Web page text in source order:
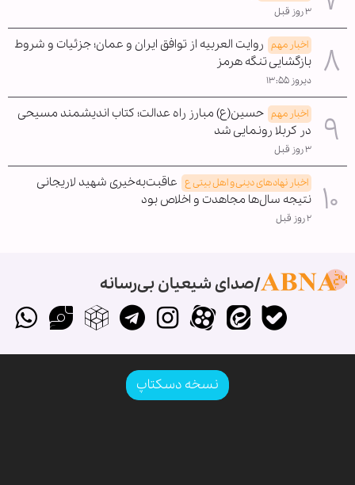
۳ روز قبل
اخبار مهم روایت العربیه از توافق ایران و عمان؛ جزئیات و شروط
بازگشایی تنگه هرمز
دیروز ۱۳:۵۵
اخبار مهم حسین(ع) مبارز راه عدالت؛ کتاب اندیشمند مسیحی
در کربلا رونمایی شد
۳ روز قبل
اخبار نهادهای دینی و اهل بیتی ع عاقبت‌به‌خیری شهید لاریجانی
نتیجه سال‌ها مجاهدت و اخلاص بود
۲ روز قبل
صدای شیعیان بی‌رسانه
نسخه دسکتاپ